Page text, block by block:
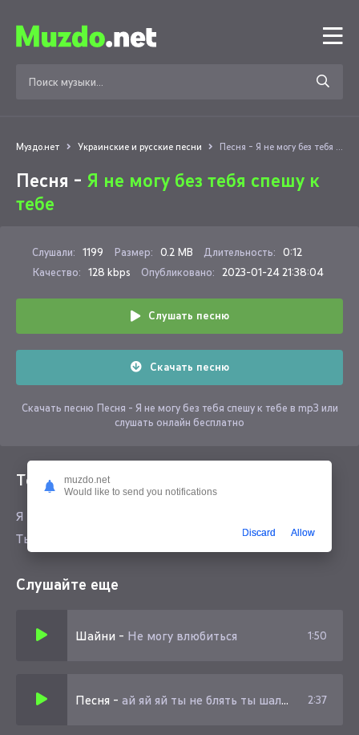
Муздо.нет Украинские и русские песни Песня - Я не могу без тебя спешу к тебе
Песня - Я не могу без тебя спешу к
тебе
Слушали: 1199 Размер: 0.2 MB Длительность: 0:12
Качество: 128 kbps Опубликовано: 2023-01-24 21:38:04
Слушать песню
Скачать песню
Скачать песню Песня - Я не могу без тебя спешу к тебе в mp3 или
слушать онлайн бесплатно
Текст песни
Я не могу без тебя спешу к тебе
Ты не такая как все
Слушайте еще
Шайни - Не могу влюбиться 1:50
Песня - ай яй яй ты не блять ты шалава 2:37
muzdo.net
Would like to send you notifications
Discard Allow